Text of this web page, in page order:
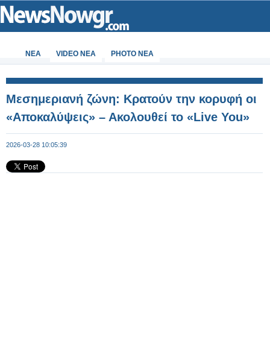
ΝΕΑ VIDEO NEA PHOTO NEA
Μεσημεριανή ζώνη: Κρατούν την κορυφή οι
«Αποκαλύψεις» – Ακολουθεί το «Live You»
2026-03-28 10:05:39